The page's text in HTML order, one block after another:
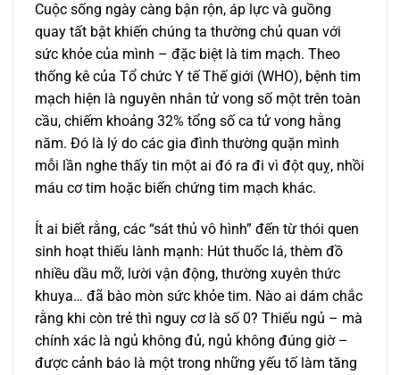
Cuộc sống ngày càng bận rộn, áp lực và guồng
quay tất bật khiến chúng ta thường chủ quan với
sức khỏe của mình – đặc biệt là tim mạch. Theo
thống kê của Tổ chức Y tế Thế giới (WHO), bệnh tim
mạch hiện là nguyên nhân tử vong số một trên toàn
cầu, chiếm khoảng 32% tổng số ca tử vong hằng
năm. Đó là lý do các gia đình thường quặn mình
mỗi lần nghe thấy tin một ai đó ra đi vì đột quỵ, nhồi
máu cơ tim hoặc biến chứng tim mạch khác.
Ít ai biết rằng, các “sát thủ vô hình” đến từ thói quen
sinh hoạt thiếu lành mạnh: Hút thuốc lá, thèm đồ
nhiều dầu mỡ, lười vận động, thường xuyên thức
khuya… đã bào mòn sức khỏe tim. Nào ai dám chắc
rằng khi còn trẻ thì nguy cơ là số 0? Thiếu ngủ – mà
chính xác là ngủ không đủ, ngủ không đúng giờ –
được cảnh báo là một trong những yếu tố làm tăng